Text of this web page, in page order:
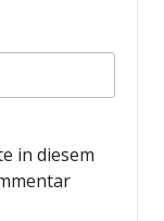
in diesem